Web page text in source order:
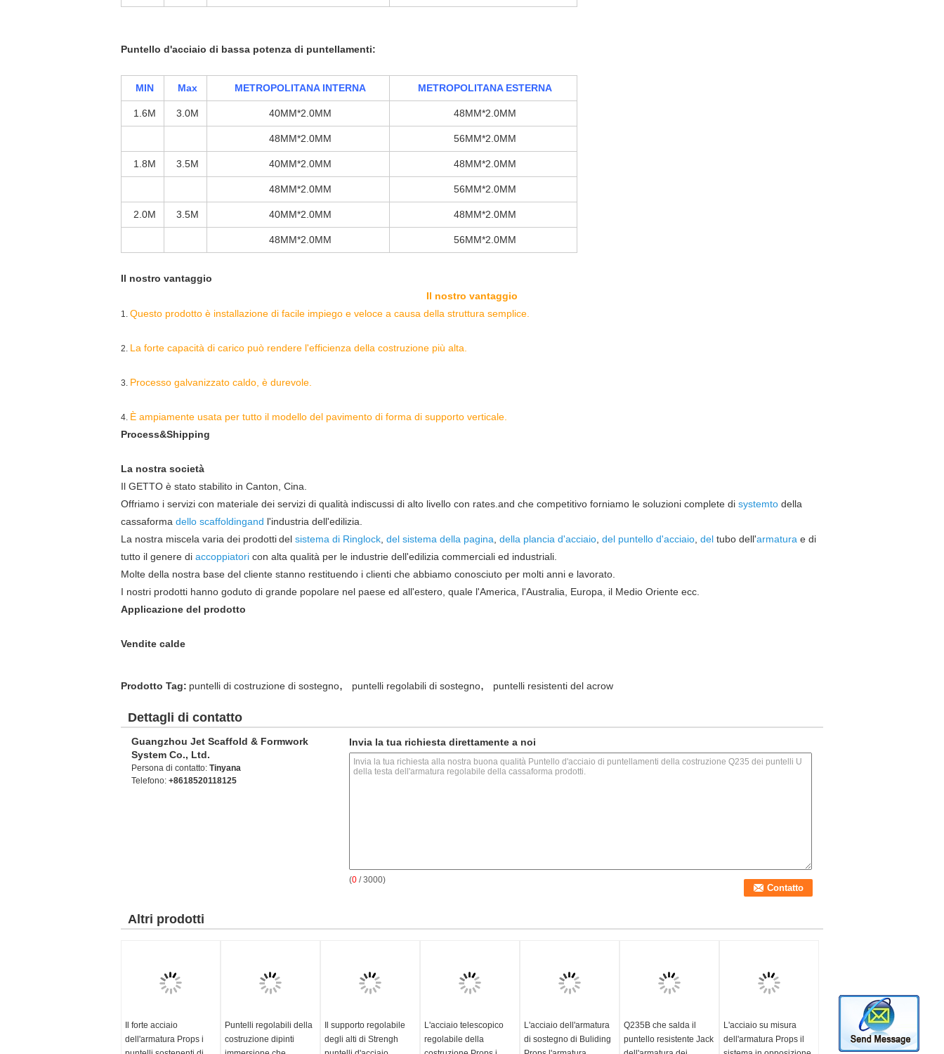
Puntello d'acciaio di bassa potenza di puntellamenti:
MIN Max METROPOLITANA INTERNA METROPOLITANA ESTERNA
1.6M 3.0M 40MM*2.0MM 48MM*2.0MM
48MM*2.0MM 56MM*2.0MM
1.8M 3.5M 40MM*2.0MM 48MM*2.0MM
48MM*2.0MM 56MM*2.0MM
2.0M 3.5M 40MM*2.0MM 48MM*2.0MM
48MM*2.0MM 56MM*2.0MM
Il nostro vantaggio
Il nostro vantaggio
1. Questo prodotto è installazione di facile impiego e veloce a causa della struttura semplice.
2. La forte capacità di carico può rendere l'efficienza della costruzione più alta.
3. Processo galvanizzato caldo, è durevole.
4. È ampiamente usata per tutto il modello del pavimento di forma di supporto verticale.
Process&Shipping
La nostra società
Il GETTO è stato stabilito in Canton, Cina.
Offriamo i servizi con materiale dei servizi di qualità indiscussi di alto livello con rates.and che competitivo forniamo le soluzioni complete di systemto della
cassaforma dello scaffoldingand l'industria dell'edilizia.
La nostra miscela varia dei prodottidel sistema di Ringlock del sistema della pagina della plancia d'acciaio del puntello d'acciaio del tubo dell'armatura e di
tutto il genere di accoppiatori con alta qualità per le industrie dell'edilizia commerciali ed industriali.
Molte della nostra base del cliente stanno restituendo i clienti che abbiamo conosciuto per molti anni e lavorato.
I nostri prodotti hanno goduto di grande popolare nel paese ed all'estero, quale l'America, l'Australia, Europa, il Medio Oriente ecc.
Applicazione del prodotto
Vendite calde
Prodotto Tag: puntelli di costruzione di sostegno, puntelli regolabili di sostegno, puntelli resistenti del acrow
Dettagli di contatto
Guangzhou Jet Scaffold & Formwork
System Co., Ltd.
Persona di contatto: Tinyana
Telefono: +8618520118125
Invia la tua richiesta direttamente a noi
(0 / 3000)
Altri prodotti
Il forte acciaio
dell'armatura Props i
Puntelli regolabili della
costruzione dipinti
Il supporto regolabile
degli alti di Strengh
L'acciaio telescopico
regolabile della
L'acciaio dell'armatura
di sostegno di Buliding
Q235B che salda il
puntello resistente Jack
L'acciaio su misura
dell'armatura Props il